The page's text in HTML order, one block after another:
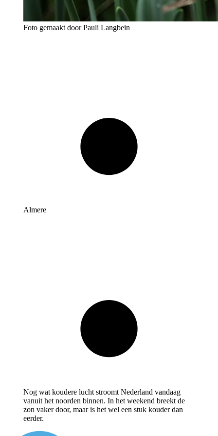
Foto gemaakt door Pauli Langbein
Almere
Nog wat koudere lucht stroomt Nederland vandaag
vanuit het noorden binnen. In het weekend breekt de
zon vaker door, maar is het wel een stuk kouder dan
eerder.